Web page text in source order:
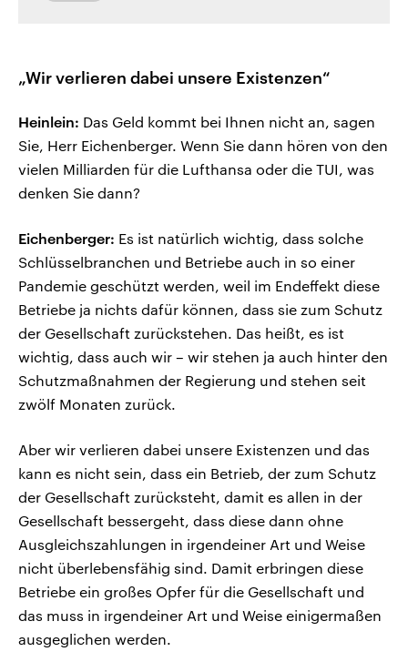
„Wir verlieren dabei unsere Existenzen“
Heinlein: Das Geld kommt bei Ihnen nicht an, sagen
Sie, Herr Eichenberger. Wenn Sie dann hören von den
vielen Milliarden für die Lufthansa oder die TUI, was
denken Sie dann?
Eichenberger: Es ist natürlich wichtig, dass solche
Schlüsselbranchen und Betriebe auch in so einer
Pandemie geschützt werden, weil im Endeffekt diese
Betriebe ja nichts dafür können, dass sie zum Schutz
der Gesellschaft zurückstehen. Das heißt, es ist
wichtig, dass auch wir – wir stehen ja auch hinter den
Schutzmaßnahmen der Regierung und stehen seit
zwölf Monaten zurück.
Aber wir verlieren dabei unsere Existenzen und das
kann es nicht sein, dass ein Betrieb, der zum Schutz
der Gesellschaft zurücksteht, damit es allen in der
Gesellschaft bessergeht, dass diese dann ohne
Ausgleichszahlungen in irgendeiner Art und Weise
nicht überlebensfähig sind. Damit erbringen diese
Betriebe ein großes Opfer für die Gesellschaft und
das muss in irgendeiner Art und Weise einigermaßen
ausgeglichen werden.